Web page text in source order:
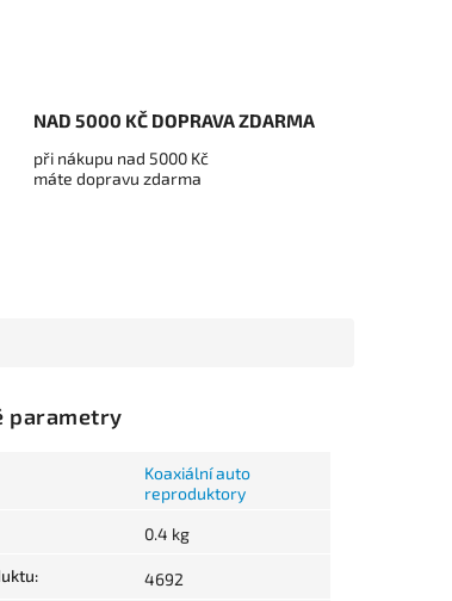
NAD 5000 KČ DOPRAVA ZDARMA
při nákupu nad 5000 Kč
máte dopravu zdarma
parametry
Koaxiální auto
reproduktory
0.4 kg
: 4692